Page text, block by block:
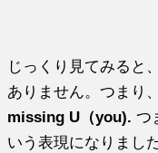
じっくり見てみると
ありません。つまり
missing U（you). つ
いう表現になりまし